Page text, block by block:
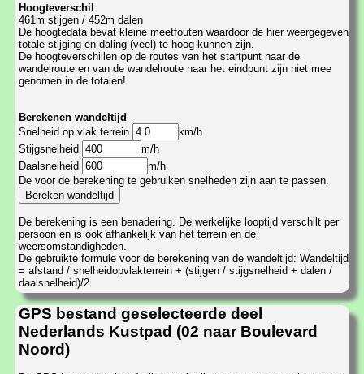
Hoogteverschil
461m stijgen / 452m dalen
De hoogtedata bevat kleine meetfouten waardoor de hier weergegeven
totale stijging en daling (veel) te hoog kunnen zijn.
De hoogteverschillen op de routes van het startpunt naar de
wandelroute en van de wandelroute naar het eindpunt zijn niet mee
genomen in de totalen!
Berekenen wandeltijd
Snelheid op vlak terrein
km/h
Stijgsnelheid
m/h
Daalsnelheid
m/h
De voor de berekening te gebruiken snelheden zijn aan te passen.
De berekening is een benadering. De werkelijke looptijd verschilt per
persoon en is ook afhankelijk van het terrein en de
weersomstandigheden.
De gebruikte formule voor de berekening van de wandeltijd: Wandeltijd
= afstand / snelheidopvlakterrein + (stijgen / stijgsnelheid + dalen /
daalsnelheid)/2
GPS bestand geselecteerde deel
Nederlands Kustpad (02 naar Boulevard
Noord)